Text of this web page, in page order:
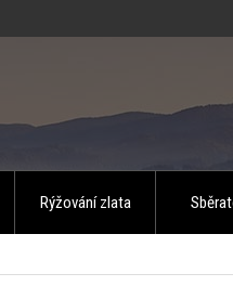
Rýžování zlata